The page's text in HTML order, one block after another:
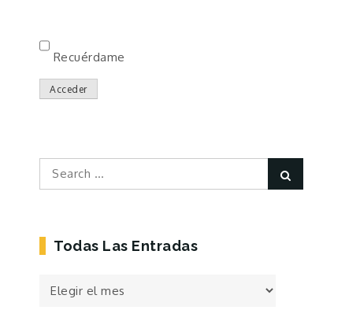
Recuérdame
Acceder
Search
for:
Todas Las Entradas
Todas